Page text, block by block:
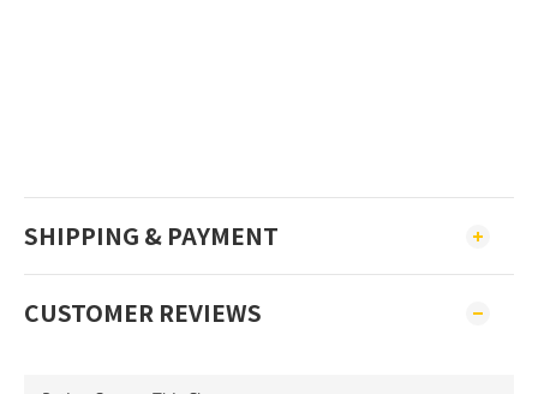
SHIPPING & PAYMENT
CUSTOMER REVIEWS